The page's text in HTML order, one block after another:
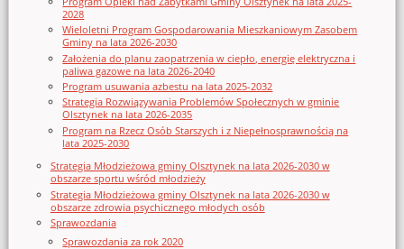
2028
Wieloletni Program Gospodarowania Mieszkaniowym Zasobem
Gminy na lata 2026-2030
Założenia do planu zaopatrzenia w ciepło, energię elektryczna i
paliwa gazowe na lata 2026-2040
Program usuwania azbestu na lata 2025-2032
Strategia Rozwiązywania Problemów Społecznych w gminie
Olsztynek na lata 2026-2035
Program na Rzecz Osób Starszych i z Niepełnosprawnością na
lata 2025-2030
Strategia Młodzieżowa gminy Olsztynek na lata 2026-2030 w
obszarze sportu wśród młodzieży
Strategia Młodzieżowa gminy Olsztynek na lata 2026-2030 w
obszarze zdrowia psychicznego młodych osób
Sprawozdania
Sprawozdania za rok 2020